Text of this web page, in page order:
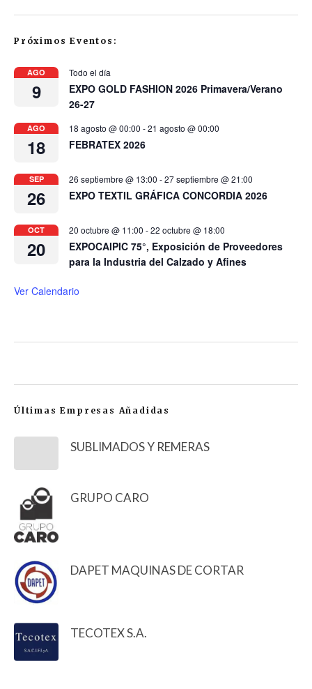
Próximos Eventos:
AGO
9
Todo el día
EXPO GOLD FASHION 2026 Primavera/Verano
26-27
AGO
18
18 agosto @ 00:00 -21 agosto @ 00:00
FEBRATEX 2026
SEP
26
26 septiembre @ 13:00 -27 septiembre @ 21:00
EXPO TEXTIL GRÁFICA CONCORDIA 2026
OCT
20
20 octubre @ 11:00 -22 octubre @ 18:00
EXPOCAIPIC 75°, Exposición de Proveedores
para la Industria del Calzado y Afines
Ver Calendario
Últimas Empresas Añadidas
SUBLIMADOS Y REMERAS
GRUPO CARO
DAPET MAQUINAS DE CORTAR
TECOTEX S.A.